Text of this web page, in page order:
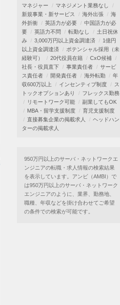
マネジャー
マネジメント業務なし
新規事業・新サービス
海外出張
海
外折衝
英語力が必要
中国語力が必
要
英語力不問 転勤なし
土日祝休
み
3,000万円以上資金調達済
1億円
以上資金調達済
ポテンシャル採用（未
経験可）
20代役員在籍
CxO候補
社長・役員直下
事業責任者
サービ
ス責任者
開発責任者 海外転勤
年
収600万以上
インセンティブ制度
ス
トックオプションあり
フレックス勤務
リモートワーク可能
副業してもOK
MBA・留学支援制度
育児支援制度
直接募集企業の掲載求人
ヘッドハン
ターの掲載求人
950万円以上のサーバ・ネットワークエ
ンジニアの転職・求人情報の検索結果
を表示しています。アンビ（AMBI）で
は950万円以上のサーバ・ネットワーク
エンジニアのように、業界、勤務地、
職種、年収などを掛け合わせてご希望
の条件での検索が可能です。